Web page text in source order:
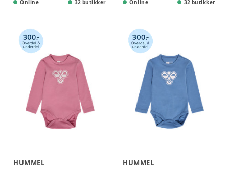
Online 32 butikker Online 32 butikker
HUMMEL
HUMMEL